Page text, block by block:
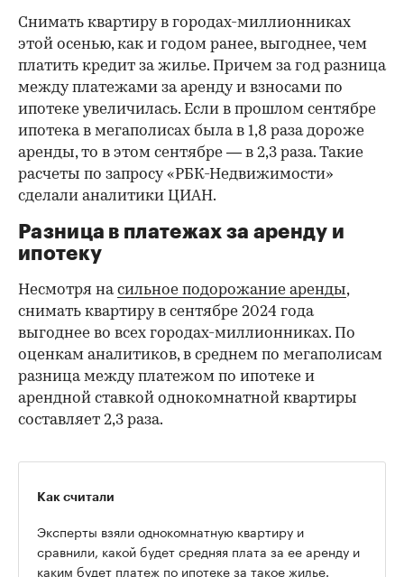
Снимать квартиру в городах-миллионниках
этой осенью, как и годом ранее, выгоднее, чем
платить кредит за жилье. Причем за год разница
между платежами за аренду и взносами по
ипотеке увеличилась. Если в прошлом сентябре
ипотека в мегаполисах была в 1,8 раза дороже
аренды, то в этом сентябре — в 2,3 раза. Такие
расчеты по запросу «РБК-Недвижимости»
сделали аналитики ЦИАН.
Разница в платежах за аренду и
ипотеку
Несмотря насильное подорожание аренды,
снимать квартиру в сентябре 2024 года
выгоднее во всех городах-миллионниках. По
оценкам аналитиков, в среднем по мегаполисам
разница между платежом по ипотеке и
арендной ставкой однокомнатной квартиры
составляет 2,3 раза.
Как считали
Эксперты взяли однокомнатную квартиру и
сравнили, какой будет средняя плата за ее аренду и
каким будет платеж по ипотеке за такое жилье.